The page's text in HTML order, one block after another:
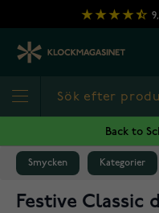
Hoppa till innehållet
Back to
Smycken Kategorier
Festive Classic